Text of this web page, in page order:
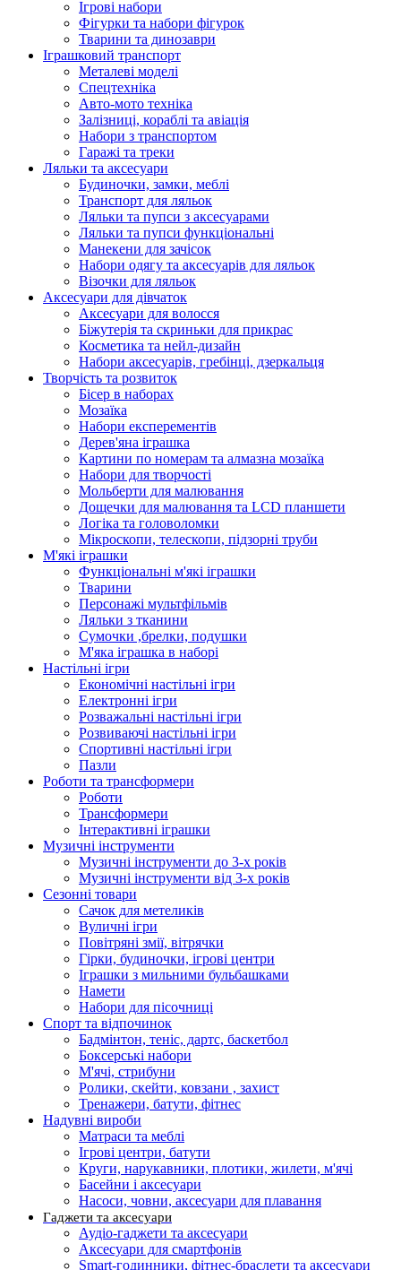
Ігрові набори
Фігурки та набори фігурок
Тварини та динозаври
Іграшковий транспорт
Металеві моделі
Спецтехніка
Авто-мото техніка
Залізниці, кораблі та авіація
Набори з транспортом
Гаражі та треки
Ляльки та аксесуари
Будиночки, замки, меблі
Транспорт для ляльок
Ляльки та пупси з аксесуарами
Ляльки та пупси функціональні
Манекени для зачісок
Набори одягу та аксесуарів для ляльок
Візочки для ляльок
Аксесуари для дівчаток
Аксесуари для волосся
Біжутерія та скриньки для прикрас
Косметика та нейл-дизайн
Набори аксесуарів, гребінці, дзеркальця
Творчість та розвиток
Бісер в наборах
Мозаїка
Набори експерементів
Дерев'яна іграшка
Картини по номерам та алмазна мозаїка
Набори для творчості
Мольберти для малювання
Дощечки для малювання та LCD планшети
Логіка та головоломки
Мікроскопи, телескопи, підзорні труби
М'які іграшки
Функціональні м'які іграшки
Тварини
Персонажі мультфільмів
Ляльки з тканини
Сумочки ,брелки, подушки
М'яка іграшка в наборі
Настільні ігри
Економічні настільні ігри
Електронні ігри
Розважальні настільні ігри
Розвиваючі настільні ігри
Спортивні настільні ігри
Пазли
Роботи та трансформери
Роботи
Трансформери
Інтерактивні іграшки
Музичні інструменти
Музичні інструменти до 3-х років
Музичні інструменти від 3-х років
Сезонні товари
Сачок для метеликів
Вуличні ігри
Повітряні змії, вітрячки
Гірки, будиночки, ігрові центри
Іграшки з мильними бульбашками
Намети
Набори для пісочниці
Спорт та відпочинок
Бадмінтон, теніс, дартс, баскетбол
Боксерські набори
М'ячі, стрибуни
Ролики, скейти, ковзани , захист
Тренажери, батути, фітнес
Надувні вироби
Матраси та меблі
Ігрові центри, батути
Круги, нарукавники, плотики, жилети, м'ячі
Басейни і аксесуари
Насоси, човни, аксесуари для плавання
Гаджети та аксесуари
Аудіо-гаджети та аксесуари
Аксесуари для смартфонів
Smart-годинники, фітнес-браслети та аксесуари